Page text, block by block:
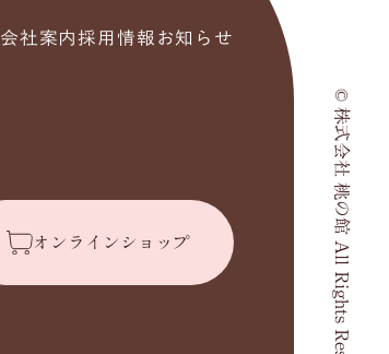
会社案内採用情報 お知らせ
オンラインショップ © 株式会社 桃の館 All Rights Reserved.